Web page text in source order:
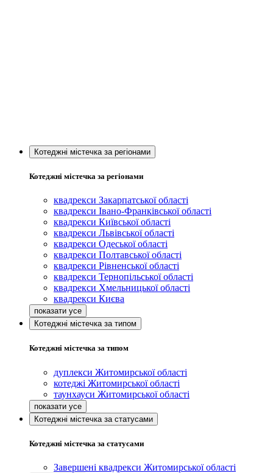
Котеджні містечка за регіонами
Котеджні містечка за регіонами
квадрекси Закарпатської області
квадрекси Івано-Франківської області
квадрекси Київської області
квадрекси Львівської області
квадрекси Одеської області
квадрекси Полтавської області
квадрекси Рівненської області
квадрекси Тернопільської області
квадрекси Хмельницької області
квадрекси Києва
Котеджні містечка за типом
Котеджні містечка за типом
дуплекси Житомирської області
котеджі Житомирської області
таунхауси Житомирської області
Котеджні містечка за статусами
Котеджні містечка за статусами
Завершені квадрекси Житомирської області